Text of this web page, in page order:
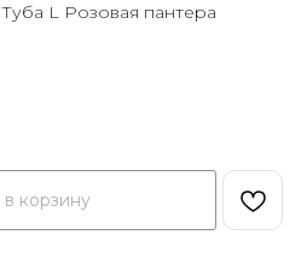
L Розовая пантера
корзину